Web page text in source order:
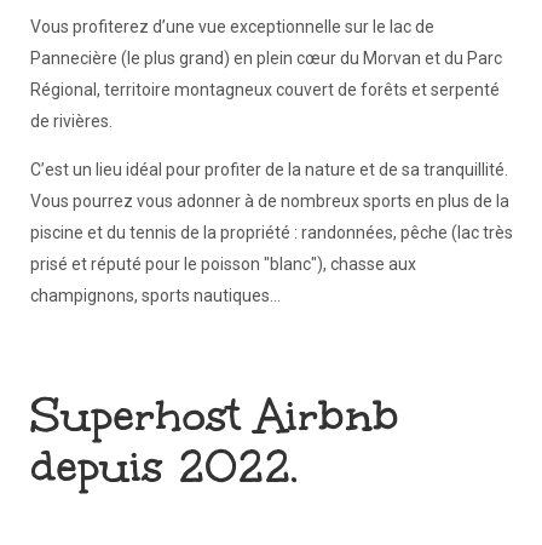
Vous profiterez d’une vue exceptionnelle sur le lac de
Pannecière (le plus grand) en plein cœur du Morvan et du Parc
Régional, territoire montagneux couvert de forêts et serpenté
de rivières.
C’est un lieu idéal pour profiter de la nature et de sa tranquillité.
Vous pourrez vous adonner à de nombreux sports en plus de la
piscine et du tennis de la propriété : randonnées, pêche (lac très
prisé et réputé pour le poisson "blanc"), chasse aux
champignons, sports nautiques…
Superhost Airbnb
depuis 2022.